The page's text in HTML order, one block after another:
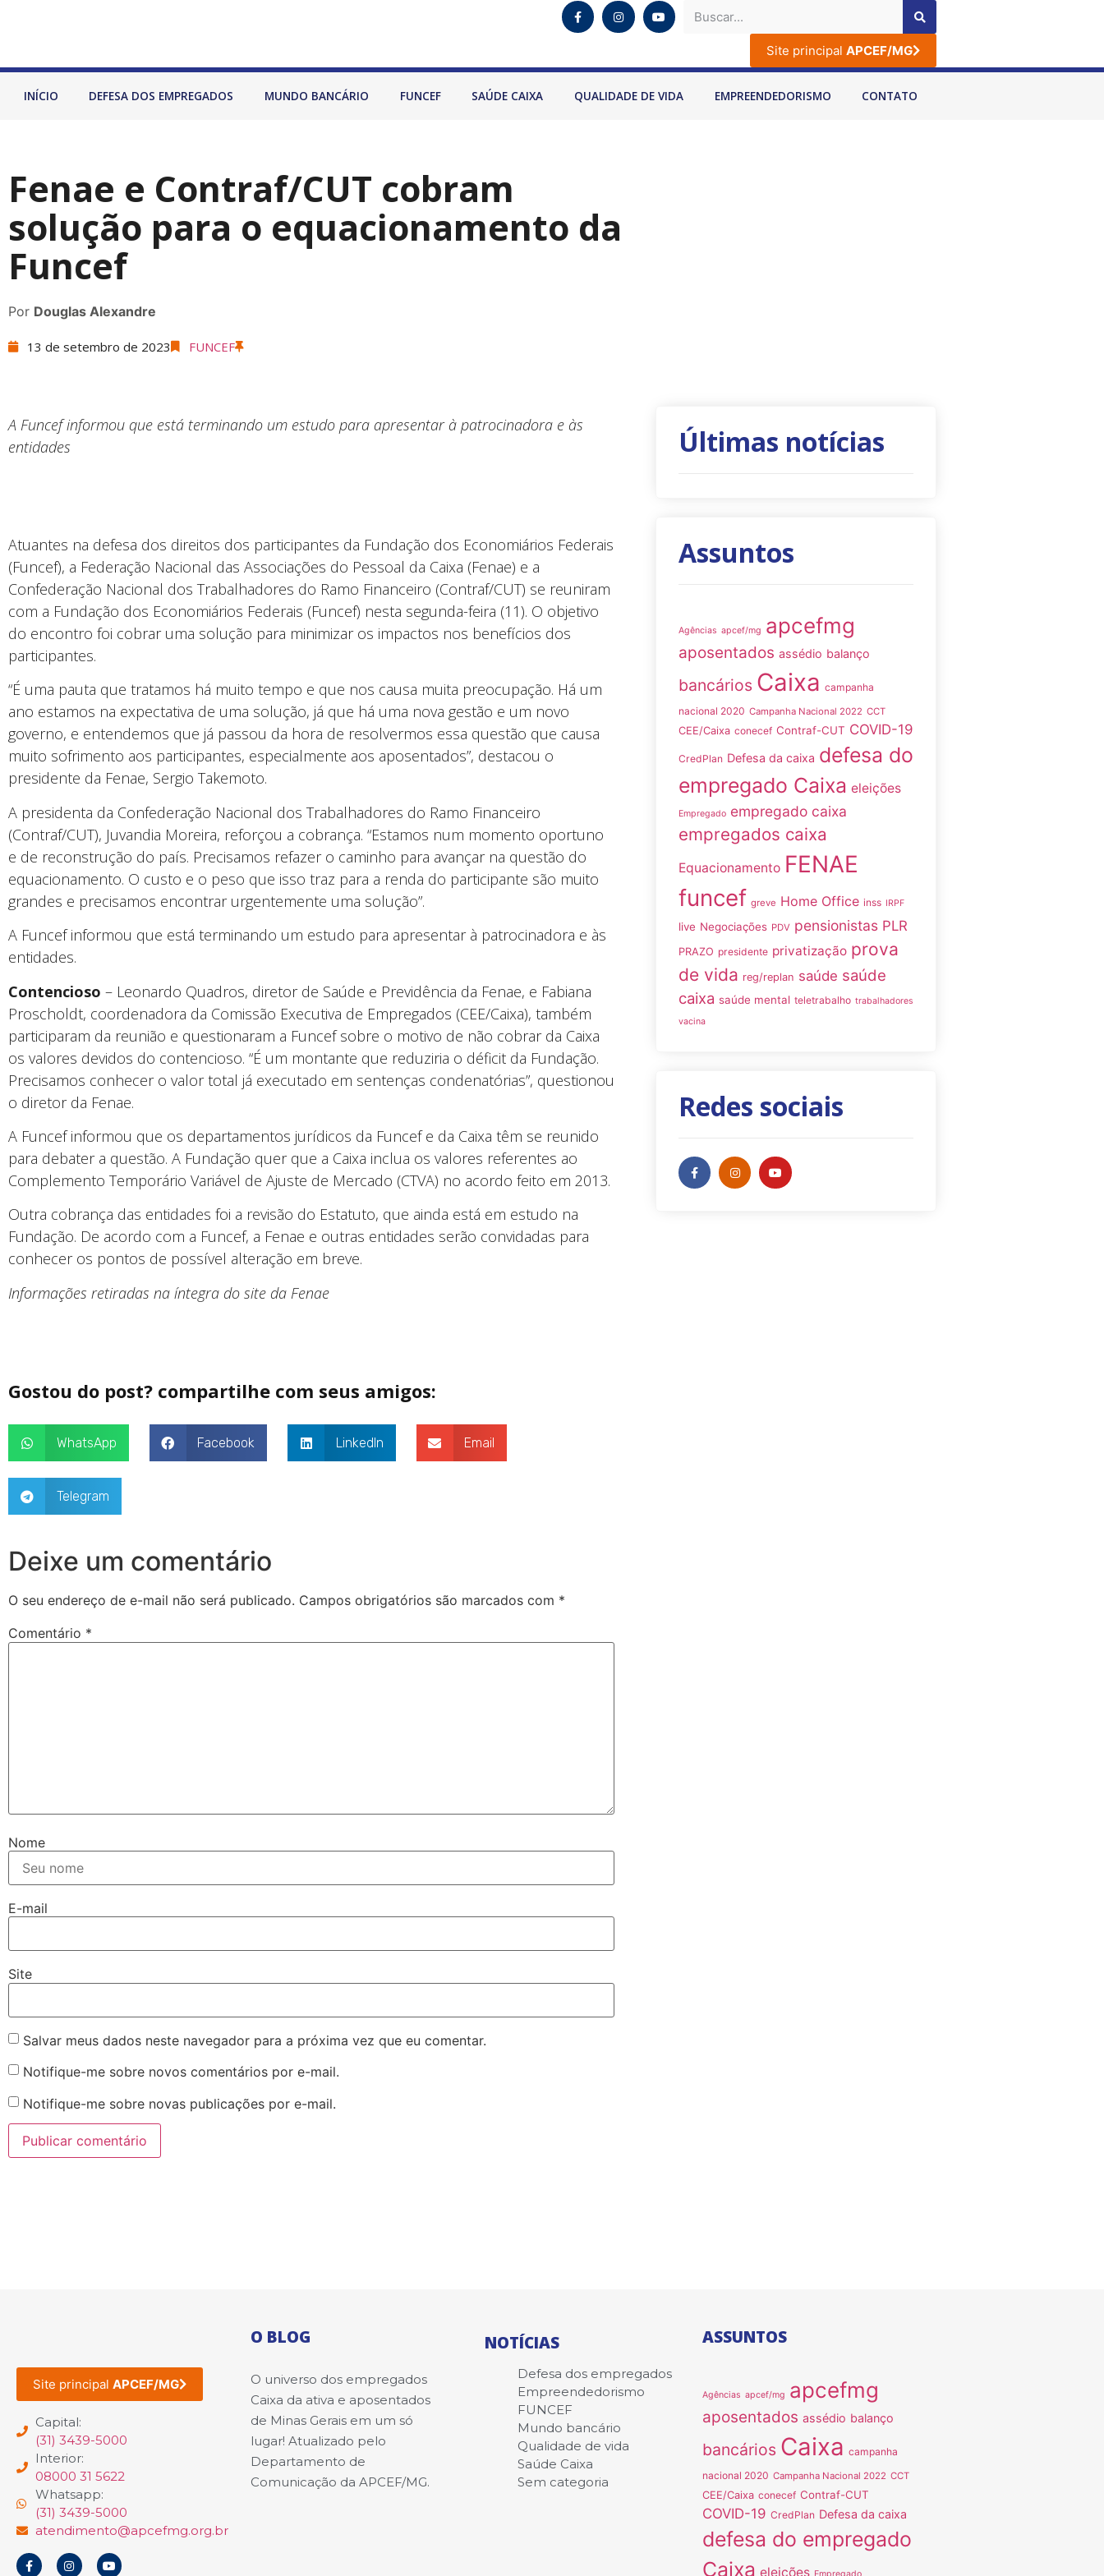
Site principal APCEF/MG
INÍCIO DEFESA DOS EMPREGADOS MUNDO BANCÁRIO FUNCEF SAÚDE CAIXA QUALIDADE DE VIDA EMPREENDEDORISMO CONTATO
Fenae e Contraf/CUT cobram
solução para o equacionamento da
Funcef
Por Douglas Alexandre
13 de setembro de 2023 FUNCEF
A Funcef informou que está terminando um estudo para apresentar à patrocinadora e às
entidades
Atuantes na defesa dos direitos dos participantes da Fundação dos Economiários Federais
(Funcef), a Federação Nacional das Associações do Pessoal da Caixa (Fenae) e a
Confederação Nacional dos Trabalhadores do Ramo Financeiro (Contraf/CUT) se reuniram
com a Fundação dos Economiários Federais (Funcef) nesta segunda-feira (11). O objetivo
do encontro foi cobrar uma solução para minimizar os impactos nos benefícios dos
participantes.
“É uma pauta que tratamos há muito tempo e que nos causa muita preocupação. Há um
ano estamos na expectativa de uma solução, já que há uma nova gestão e um novo
governo, e entendemos que já passou da hora de resolvermos essa questão que causa
muito sofrimento aos participantes, especialmente aos aposentados”, destacou o
presidente da Fenae, Sergio Takemoto.
A presidenta da Confederação Nacional dos Trabalhadores do Ramo Financeiro
(Contraf/CUT), Juvandia Moreira, reforçou a cobrança. “Estamos num momento oportuno
e de reconstrução do país. Precisamos refazer o caminho para avançar na questão do
equacionamento. O custo e o peso que isso traz para a renda do participante são muito
grandes e precisamos encontrar urgentemente uma solução”.
A Funcef informou que está terminando um estudo para apresentar à patrocinadora e às
entidades.
Contencioso – Leonardo Quadros, diretor de Saúde e Previdência da Fenae, e Fabiana
Proscholdt, coordenadora da Comissão Executiva de Empregados (CEE/Caixa), também
participaram da reunião e questionaram a Funcef sobre o motivo de não cobrar da Caixa
os valores devidos do contencioso. “É um montante que reduziria o déficit da Fundação.
Precisamos conhecer o valor total já executado em sentenças condenatórias”, questionou
o diretor da Fenae.
A Funcef informou que os departamentos jurídicos da Funcef e da Caixa têm se reunido
para debater a questão. A Fundação quer que a Caixa inclua os valores referentes ao
Complemento Temporário Variável de Ajuste de Mercado (CTVA) no acordo feito em 2013.
Outra cobrança das entidades foi a revisão do Estatuto, que ainda está em estudo na
Fundação. De acordo com a Funcef, a Fenae e outras entidades serão convidadas para
conhecer os pontos de possível alteração em breve.
Informações retiradas na íntegra do site da Fenae
Gostou do post? compartilhe com seus amigos:
WhatsApp Facebook LinkedIn Email
Telegram
Deixe um comentário
O seu endereço de e-mail não será publicado. Campos obrigatórios são marcados com *
Comentário *
Nome
E-mail
Site
Salvar meus dados neste navegador para a próxima vez que eu comentar.
Notifique-me sobre novos comentários por e-mail.
Notifique-me sobre novas publicações por e-mail.
Últimas notícias
Assuntos
Agências apcef/mg apcefmg
aposentados assédio balanço
bancários Caixa campanha
nacional 2020 Campanha Nacional 2022 CCT
CEE/Caixa conecef Contraf-CUT COVID-19
CredPlan Defesa da caixa defesa do
empregado Caixa eleições
Empregado empregado caixa
empregados caixa
Equacionamento FENAE
funcef greve Home Office inss IRPF
live Negociações PDV pensionistas PLR
PRAZO presidente privatização prova
de vida reg/replan saúde saúde
caixa saúde mental teletrabalho trabalhadores
vacina
Redes sociais
Site principal APCEF/MG
Capital:
(31) 3439-5000
Interior:
08000 31 5622
Whatsapp:
(31) 3439-5000
atendimento@apcefmg.org.br
O BLOG
O universo dos empregados
Caixa da ativa e aposentados
de Minas Gerais em um só
lugar! Atualizado pelo
Departamento de
Comunicação da APCEF/MG.
NOTÍCIAS
Defesa dos empregados
Empreendedorismo
FUNCEF
Mundo bancário
Qualidade de vida
Saúde Caixa
Sem categoria
ASSUNTOS
Agências apcef/mg apcefmg
aposentados assédio balanço
bancários Caixa campanha
nacional 2020 Campanha Nacional 2022 CCT
CEE/Caixa conecef Contraf-CUT
COVID-19 CredPlan Defesa da caixa
defesa do empregado
Caixa eleições